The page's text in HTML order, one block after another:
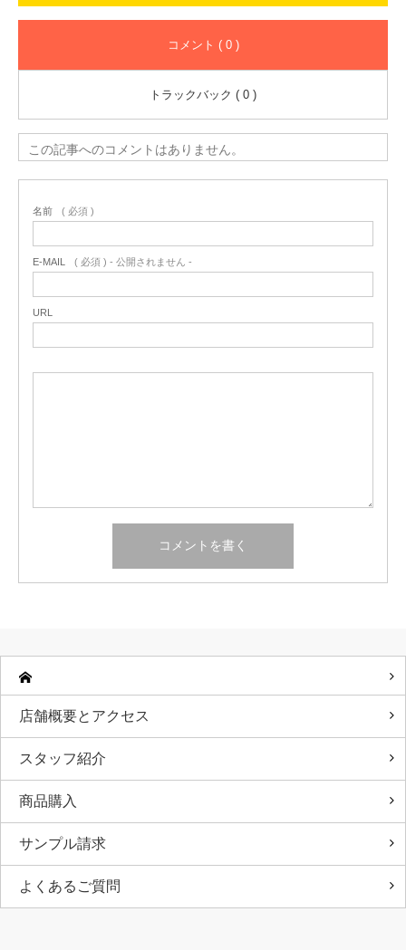
コメント ( 0 )
トラックバック ( 0 )
この記事へのコメントはありません。
名前 ( 必須 )
E-MAIL ( 必須 ) - 公開されません -
URL
店舗概要とアクセス
スタッフ紹介
商品購入
サンプル請求
よくあるご質問